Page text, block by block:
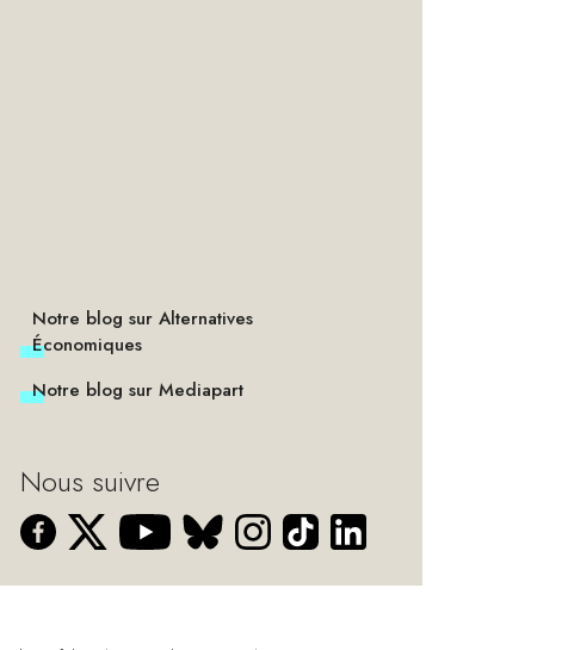
Notre blog sur Alternatives
Économiques
Notre blog sur Mediapart
Nous suivre